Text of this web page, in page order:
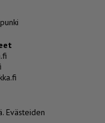
Evästeiden